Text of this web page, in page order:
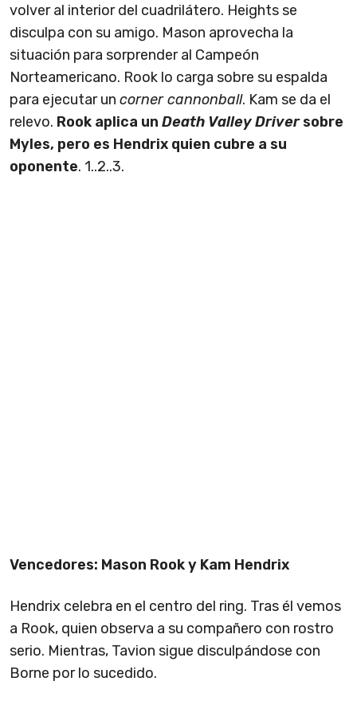
volver al interior del cuadrilátero. Heights se
disculpa con su amigo. Mason aprovecha la
situación para sorprender al Campeón
Norteamericano. Rook lo carga sobre su espalda
para ejecutar un corner cannonball. Kam se da el
relevo. Rook aplica un Death Valley Driversobre
Myles, pero es Hendrix quien cubre a su
oponente. 1..2..3.
Vencedores: Mason Rook y Kam Hendrix
Hendrix celebra en el centro del ring. Tras él vemos
a Rook, quien observa a su compañero con rostro
serio. Mientras, Tavion sigue disculpándose con
Borne por lo sucedido.